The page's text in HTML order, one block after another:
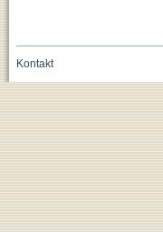
Kontakt